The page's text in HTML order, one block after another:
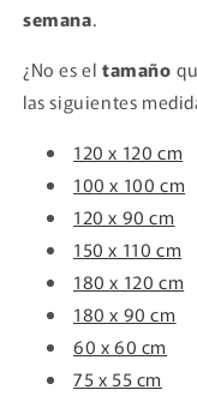
semana.
¿No es el tamaño
las siguientes
120 x 120 cm
100 x 100 cm
120 x 90 cm
150 x 110 cm
180 x 120 cm
180 x 90 cm
60 x 60 cm
75 x 55 cm